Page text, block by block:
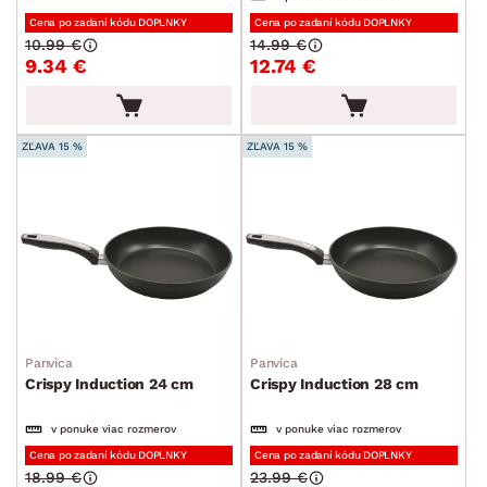
Plechy a pekáče
Príbory
Jedálenský servis
Poháre a poháriky
Kuchynské nože
Dózy
Džbány a karafy
Záhradné doplnky
Osvetlenie
Ukladanie a organizácia
Cena po zadaní kódu DOPLNKY
9.34 €
10.99 €
Cena po zadaní kódu DOPLNKY
12.74 €
14.99 €
ZĽAVA 15 %
Panvica
Crispy Induction 24 cm
v ponuke viac rozmerov
Cena po zadaní kódu DOPLNKY
18.99 €
ZĽAVA 15 %
Panvica
Crispy Induction 28 cm
v ponuke viac rozmerov
Cena po zadaní kódu DOPLNKY
23.99 €